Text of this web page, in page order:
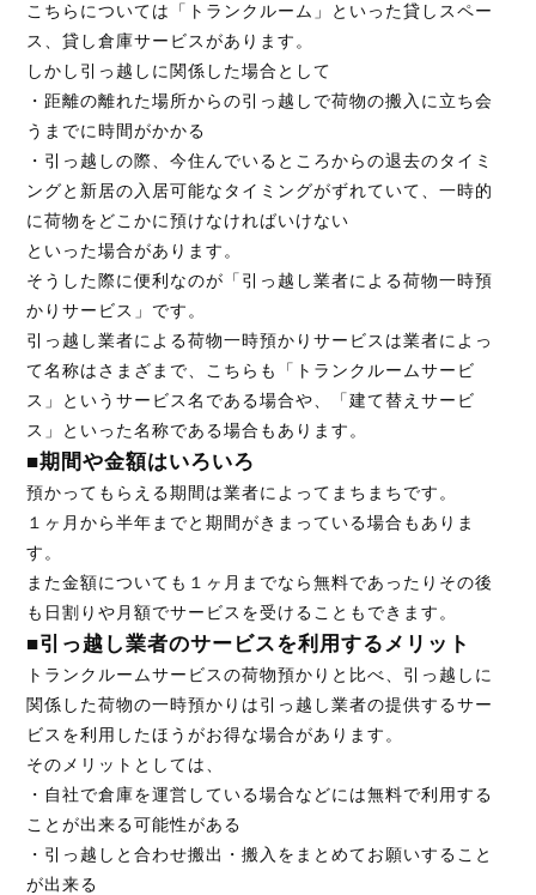
Webから簡単お見積り！
【無料】お見積り依頼フォーム
※ その他のお問い合わせは「お問い合わせフォー
ム 」よりお願いいたします。
こちらについては「トランクルーム」といった貸しスペー
ス、貸し倉庫サービスがあります。
しかし引っ越しに関係した場合として
・距離の離れた場所からの引っ越しで荷物の搬入に立ち会
うまでに時間がかかる
・引っ越しの際、今住んでいるところからの退去のタイミ
ングと新居の入居可能なタイミングがずれていて、一時的
に荷物をどこかに預けなければいけない
といった場合があります。
そうした際に便利なのが「引っ越し業者による荷物一時預
かりサービス」です。
引っ越し業者による荷物一時預かりサービスは業者によっ
て名称はさまざまで、こちらも「トランクルームサービ
ス」というサービス名である場合や、「建て替えサービ
ス」といった名称である場合もあります。
■期間や金額はいろいろ
預かってもらえる期間は業者によってまちまちです。
１ヶ月から半年までと期間がきまっている場合もありま
す。
また金額についても１ヶ月までなら無料であったりその後
も日割りや月額でサービスを受けることもできます。
■引っ越し業者のサービスを利用するメリット
トランクルームサービスの荷物預かりと比べ、引っ越しに
関係した荷物の一時預かりは引っ越し業者の提供するサー
ビスを利用したほうがお得な場合があります。
そのメリットとしては、
・自社で倉庫を運営している場合などには無料で利用する
ことが出来る可能性がある
・引っ越しと合わせ搬出・搬入をまとめてお願いすること
が出来る